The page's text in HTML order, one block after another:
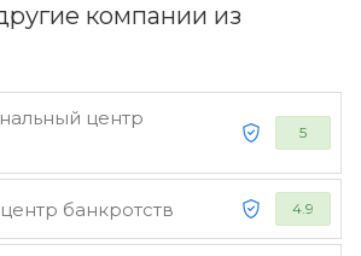
компании из
центр
5
банкротств 4.9